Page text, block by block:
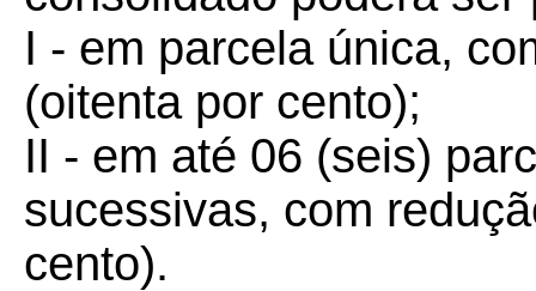
I - em parcela única,
(oitenta por cento);
II - em até 06 (seis)
sucessivas, com
cento).